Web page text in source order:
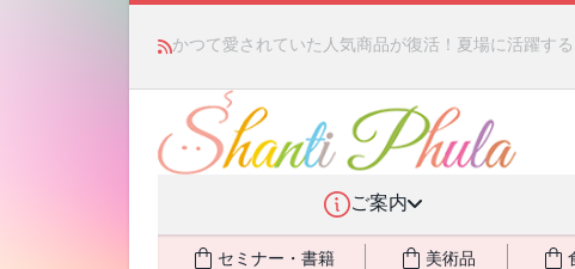
かつて愛されていた人気商品が復活！夏場に活躍す
ご案内
セミナー・書籍 美術品